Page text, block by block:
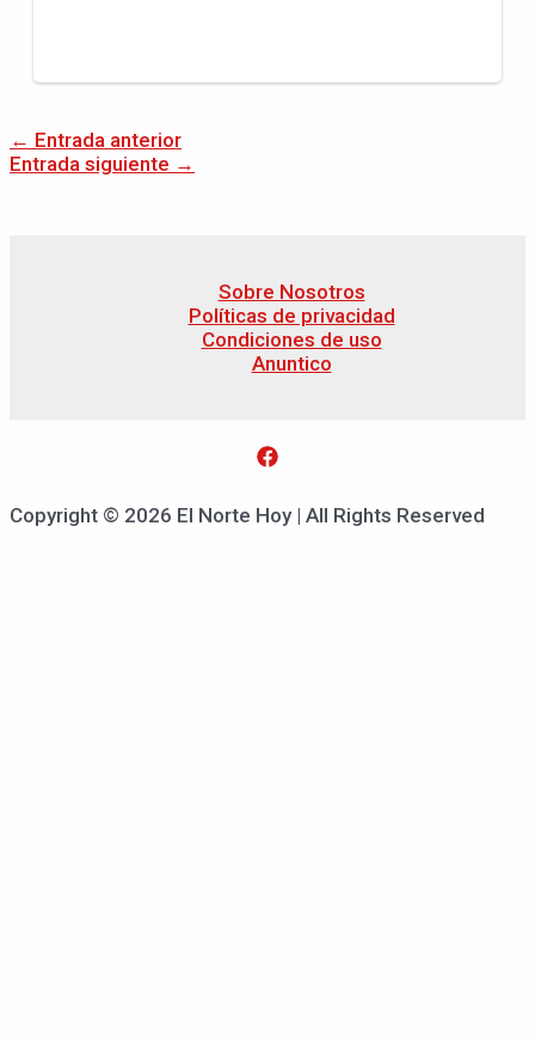
← Entrada anterior
Entrada siguiente →
Sobre Nosotros
Políticas de privacidad
Condiciones de uso
Anuntico
Copyright © 2026 El Norte Hoy | All Rights Reserved